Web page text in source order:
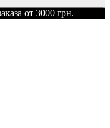
от 3000 грн.